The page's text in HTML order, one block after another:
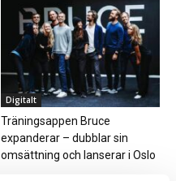
Digitalt
Träningsappen Bruce
expanderar – dubblar sin
omsättning och lanserar i Oslo